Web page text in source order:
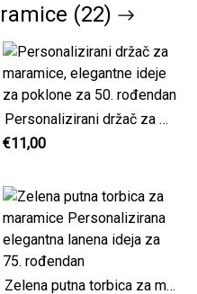
(22)
Personalizirani držač za maramice, elegantne ideje za poklone za 50. rođendan
€11,00
Zelena putna torbica za maramice Personalizirana elegantna lanena ideja za 75. rođendan